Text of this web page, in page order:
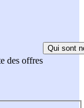
des offres
Qui sont